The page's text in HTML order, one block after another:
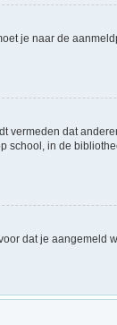
je naar de
dat
in de
dat je